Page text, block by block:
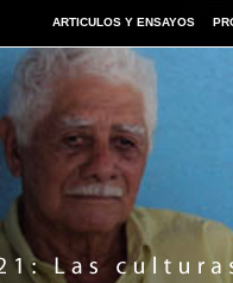
ARTICULOS Y ENSAYOS